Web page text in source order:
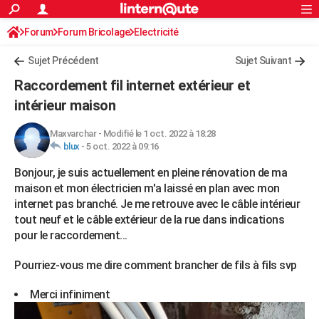
ACTUALITÉS
Politique
Société
Faits Divers
Education
Monde
Villes
+
Programme TV
TNTStreaming
Cinéma
Sorties cinéma
Musique
+FINANCE
Retraite
Impôts
Epargne
Immobilier
Risques naturels par ville
Banque
Assurance
Crédit
AUTO
Essais
Réserver un essai
Citadines
Berlines
SUV
Forum auto
HIGH-TECH
Mobiles
Meilleur smartphone
Internet
Ordinateurs
Jeux vidéo
Guide high-tech
+BRICOLAGE
Forum
Aménagement intérieur
Extérieur
Cuisine
Salle de bains
Jardinage
Rangement
WEEK-END
Alimentation
Guide de la santé
Maladies
Médicaments
Sommeil
VOYAGE
S'inscrire
Connexion
Forum Forum Bricolage Electricité
Sujet Précédent Sujet Suivant
Raccordement fil internet extérieur et
intérieur maison
Maxvarchar- Modifié le 1 oct. 2022 à 18:28
blux - 5 oct. 2022 à 09:16
Bonjour, je suis actuellement en pleine rénovation de ma
maison et mon électricien m'a laissé en plan avec mon
internet pas branché. Je me retrouve avec le câble intérieur
tout neuf et le câble extérieur de la rue dans indications
pour le raccordement...
Pourriez-vous me dire comment brancher de fils à fils svp
Merci infiniment